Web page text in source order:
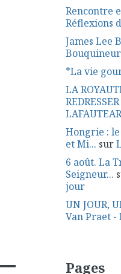
Rencontre
Réflexions
James Lee
Bouquineur
*La vie
LA
Hongrie : le
et Mi... sur
6 août. La
Seigneur...
jour
UN JOUR,
Van Praet -
Pages